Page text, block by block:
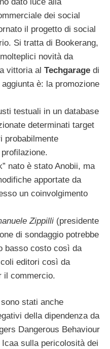
dei social
il progetto di social
Si tratta di Bookerang,
novità da
vittoria al Techgarage di
è: la promozione
testuali in un database
determinati target
probabilmente
nato è stato Anobii, ma
apportate da
un coinvolgimento
Zippilli (presidente
di sondaggio potrebbe
basso costo così da
editori così da
il commercio.
stati anche
della dipendenza da
Dangerous Behaviour
Icaa sulla pericolosità dei